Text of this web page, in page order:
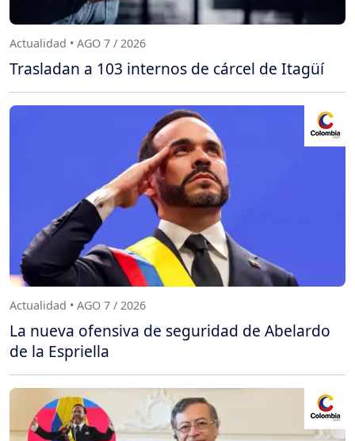
Actualidad • AGO 7 / 2026
Trasladan a 103 internos de cárcel de Itagüí
Actualidad • AGO 7 / 2026
La nueva ofensiva de seguridad de Abelardo
de la Espriella